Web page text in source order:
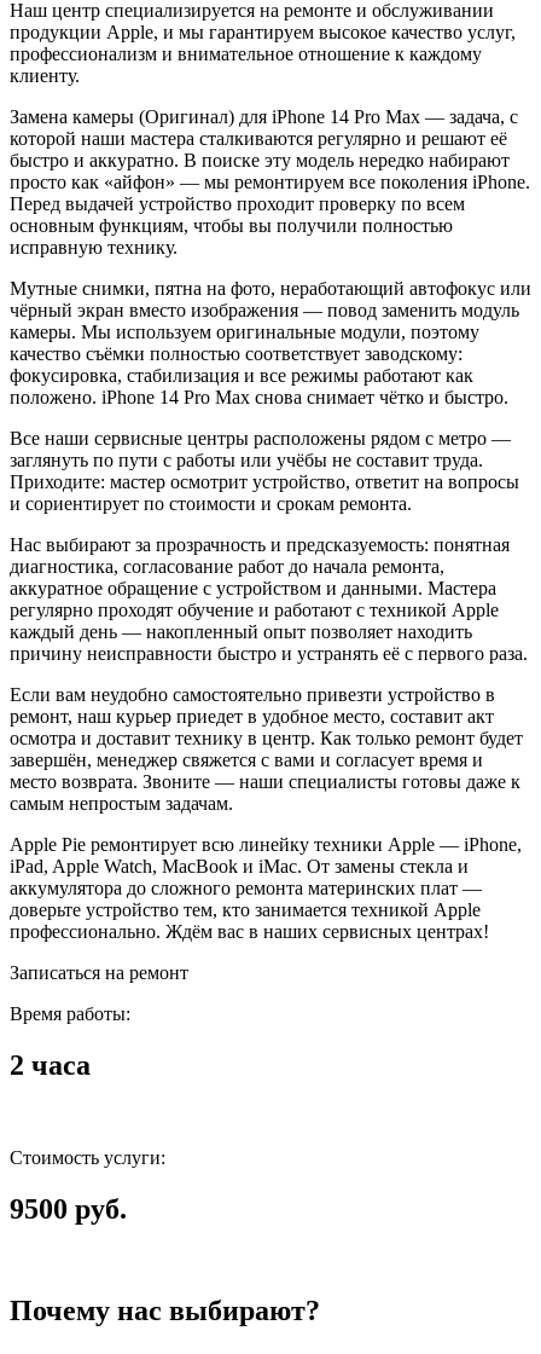
Наш центр специализируется на ремонте и обслуживании
продукции Apple, и мы гарантируем высокое качество услуг,
профессионализм и внимательное отношение к каждому
клиенту.
Замена камеры (Оригинал) для iPhone 14 Pro Max — задача, с
которой наши мастера сталкиваются регулярно и решают её
быстро и аккуратно. В поиске эту модель нередко набирают
просто как «айфон» — мы ремонтируем все поколения iPhone.
Перед выдачей устройство проходит проверку по всем
основным функциям, чтобы вы получили полностью
исправную технику.
Мутные снимки, пятна на фото, неработающий автофокус или
чёрный экран вместо изображения — повод заменить модуль
камеры. Мы используем оригинальные модули, поэтому
качество съёмки полностью соответствует заводскому:
фокусировка, стабилизация и все режимы работают как
положено. iPhone 14 Pro Max снова снимает чётко и быстро.
Все наши сервисные центры расположены рядом с метро —
заглянуть по пути с работы или учёбы не составит труда.
Приходите: мастер осмотрит устройство, ответит на вопросы
и сориентирует по стоимости и срокам ремонта.
Нас выбирают за прозрачность и предсказуемость: понятная
диагностика, согласование работ до начала ремонта,
аккуратное обращение с устройством и данными. Мастера
регулярно проходят обучение и работают с техникой Apple
каждый день — накопленный опыт позволяет находить
причину неисправности быстро и устранять её с первого раза.
Если вам неудобно самостоятельно привезти устройство в
ремонт, наш курьер приедет в удобное место, составит акт
осмотра и доставит технику в центр. Как только ремонт будет
завершён, менеджер свяжется с вами и согласует время и
место возврата. Звоните — наши специалисты готовы даже к
самым непростым задачам.
Apple Pie ремонтирует всю линейку техники Apple — iPhone,
iPad, Apple Watch, MacBook и iMac. От замены стекла и
аккумулятора до сложного ремонта материнских плат —
доверьте устройство тем, кто занимается техникой Apple
профессионально. Ждём вас в наших сервисных центрах!
Записаться на ремонт
Время работы:
2 часа
Стоимость услуги:
9500 руб.
Почему нас выбирают?